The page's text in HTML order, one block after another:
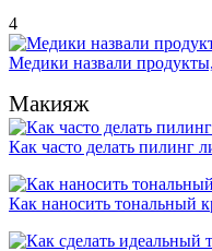
4
Медики назвали
Макияж
Как часто делать пилинг
Как наносить тональный